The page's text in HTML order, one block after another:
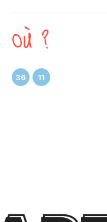
OÙ ?
36 11